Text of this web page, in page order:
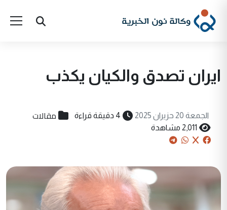
ايران تصدق والكيان يكذب
الجمعة 20 حزيران 2025 4 دقيقة قراءة مقالات
2,011 مشاهدة